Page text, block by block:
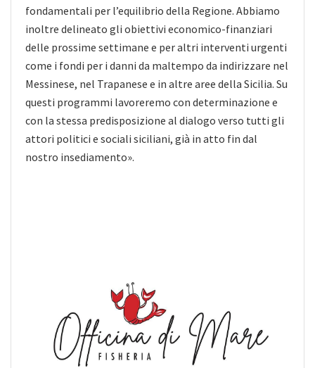
fondamentali per l’equilibrio della Regione. Abbiamo
inoltre delineato gli obiettivi economico-finanziari
delle prossime settimane e per altri interventi urgenti
come i fondi per i danni da maltempo da indirizzare nel
Messinese, nel Trapanese e in altre aree della Sicilia. Su
questi programmi lavoreremo con determinazione e
con la stessa predisposizione al dialogo verso tutti gli
attori politici e sociali siciliani, già in atto fin dal
nostro insediamento».